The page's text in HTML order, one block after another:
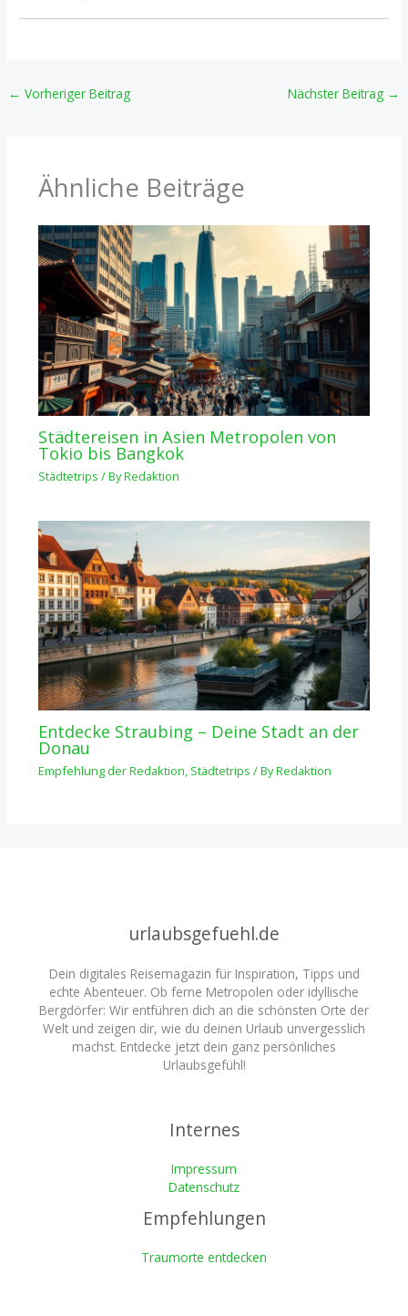
← Vorheriger Beitrag Nächster Beitrag →
Ähnliche Beiträge
Städtereisen in Asien Metropolen von
Tokio bis Bangkok
Städtetrips / ByRedaktion
Entdecke Straubing – Deine Stadt an der
Donau
Empfehlung der Redaktion, Städtetrips / ByRedaktion
urlaubsgefuehl.de
Dein digitales Reisemagazin für Inspiration, Tipps und
echte Abenteuer. Ob ferne Metropolen oder idyllische
Bergdörfer: Wir entführen dich an die schönsten Orte der
Welt und zeigen dir, wie du deinen Urlaub unvergesslich
machst. Entdecke jetzt dein ganz persönliches
Urlaubsgefühl!
Internes
Impressum
Datenschutz
Empfehlungen
Traumorte entdecken